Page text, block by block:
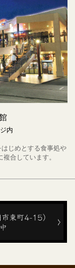
内
じめとする食事処や
合しています。